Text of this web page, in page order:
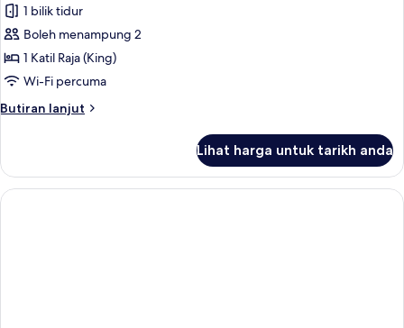
per
Night)
2,000
Net
credit
per
foto
untuk
Superior
Room
(THB
2,000
Resort
credit
per
1 bilik tidur
Boleh menampung 2
1 Katil Raja (King)
Wi-Fi percuma
Butiran lanjut
Butiran
Room
(THB
2,000
Lihat harga untuk tarikh anda